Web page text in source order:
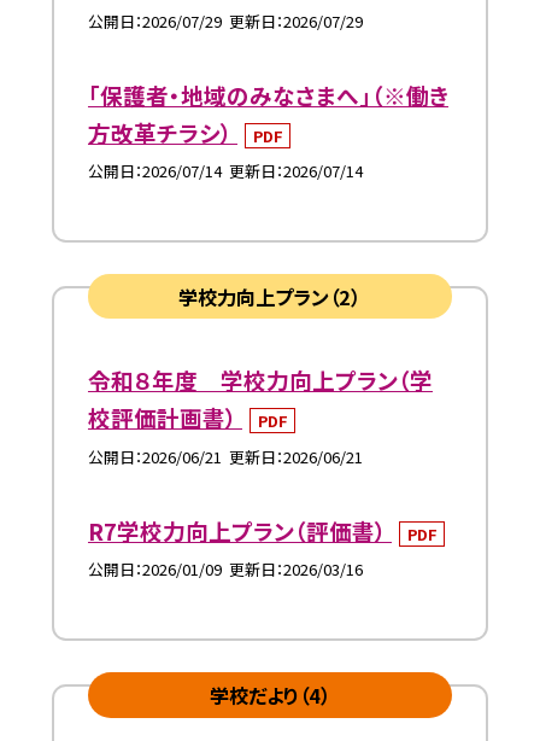
公開日 2026/07/29 更新日 2026/07/29
「保護者・地域のみなさまへ」（※働き
方改革チラシ）
PDF
公開日 2026/07/14 更新日 2026/07/14
学校力向上プラン（2）
令和８年度 学校力向上プラン（学
校評価計画書）
PDF
公開日 2026/06/21 更新日 2026/06/21
R7学校力向上プラン（評価書）
PDF
公開日 2026/01/09 更新日 2026/03/16
学校だより（4）